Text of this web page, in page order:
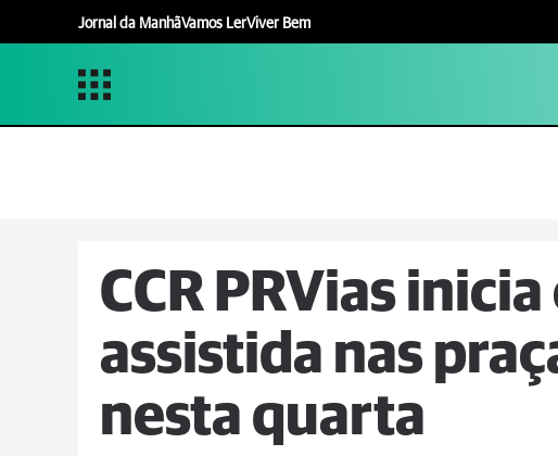
Jornal da ManhãVamos LerViver Bem
CCR PRVias
assistida nas
nesta quarta